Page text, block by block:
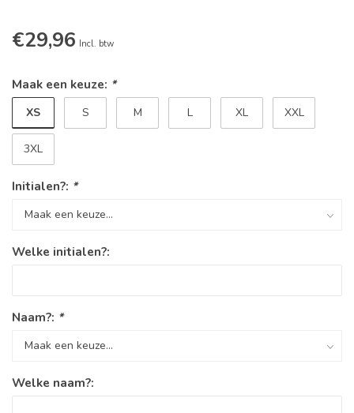
€29,96 Incl. btw
Maak een keuze: *
XS S M L XL XXL
3XL
Initialen?: *
Welke initialen?:
Naam?: *
Welke naam?: